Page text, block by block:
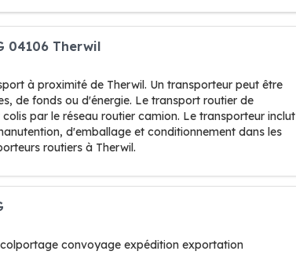
04106 Therwil
à proximité de Therwil. Un transporteur peut être
de fonds ou d'énergie. Le transport routier de
par le réseau routier camion. Le transporteur inclut
d'emballage et conditionnement dans les
routiers à Therwil.
convoyage expédition exportation